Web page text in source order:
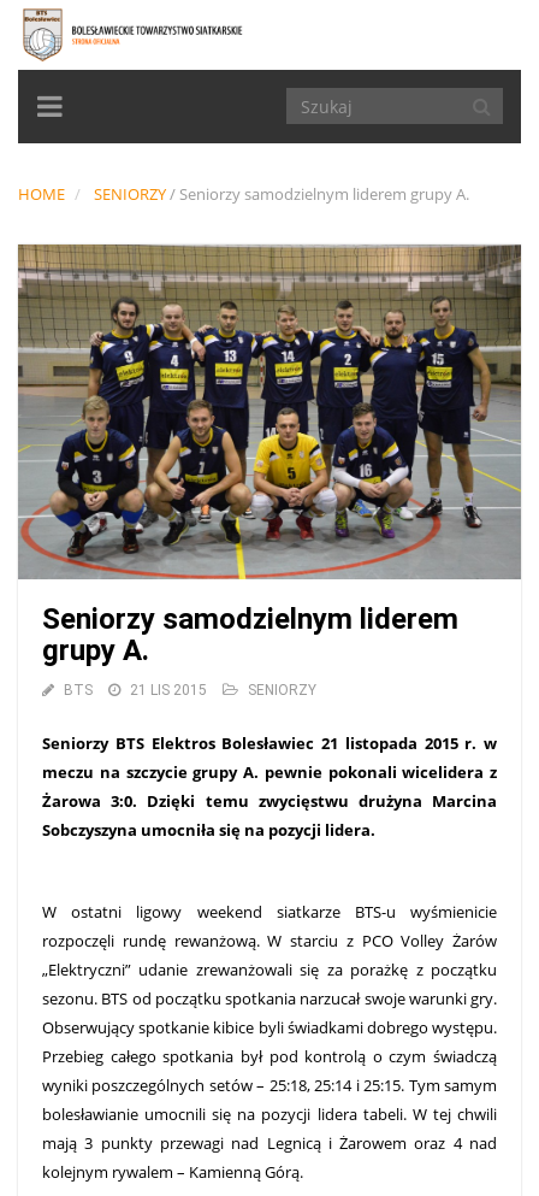
TOGGLE
NAVIGATION
HOME SENIORZY/ Seniorzy samodzielnym liderem grupy A.
Seniorzy samodzielnym liderem
grupy A.
BTS 21 LIS 2015 SENIORZY
Seniorzy BTS Elektros Bolesławiec 21 listopada 2015 r. w
meczu na szczycie grupy A. pewnie pokonali wicelidera z
Żarowa 3:0. Dzięki temu zwycięstwu drużyna Marcina
Sobczyszyna umocniła się na pozycji lidera.
W ostatni ligowy weekend siatkarze BTS-u wyśmienicie
rozpoczęli rundę rewanżową. W starciu z PCO Volley Żarów
„Elektryczni” udanie zrewanżowali się za porażkę z początku
sezonu. BTS od początku spotkania narzucał swoje warunki gry.
Obserwujący spotkanie kibice byli świadkami dobrego występu.
Przebieg całego spotkania był pod kontrolą o czym świadczą
wyniki poszczególnych setów – 25:18, 25:14 i 25:15. Tym samym
bolesławianie umocnili się na pozycji lidera tabeli. W tej chwili
mają 3 punkty przewagi nad Legnicą i Żarowem oraz 4 nad
kolejnym rywalem – Kamienną Górą.